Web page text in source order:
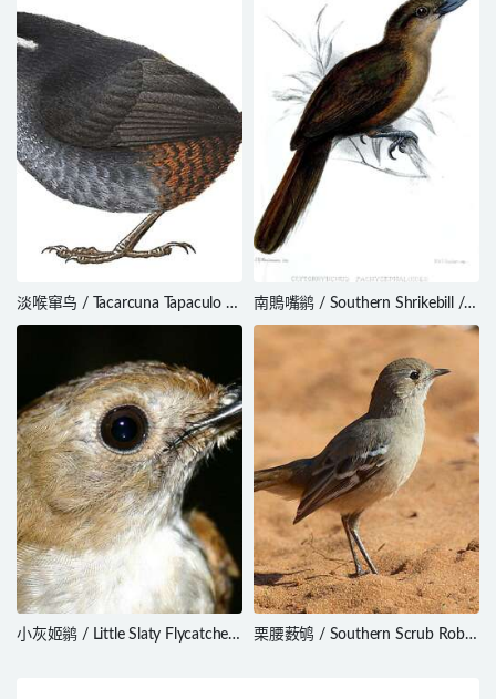
淡喉窜鸟 / Tacarcuna Tapaculo /
Scytalopus panamensis
南鵙嘴鹟 / Southern Shrikebill /
Clytorhynchus pachycephaloides
小灰姬鹟 / Little Slaty Flycatcher
栗腰薮鸲 / Southern Scrub Robin